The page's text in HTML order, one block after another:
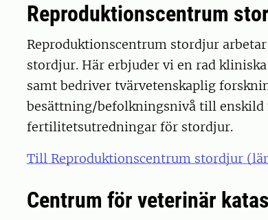
Reproduktionscentrum
Reproduktionscentrum stordjur
stordjur. Här erbjuder vi en rad
samt bedriver tvärvetenskaplig
besättning/befolkningsnivå till enskild
fertilitetsutredningar för stordjur.
Till Reproduktionscentrum stordjur
Centrum för veterinär